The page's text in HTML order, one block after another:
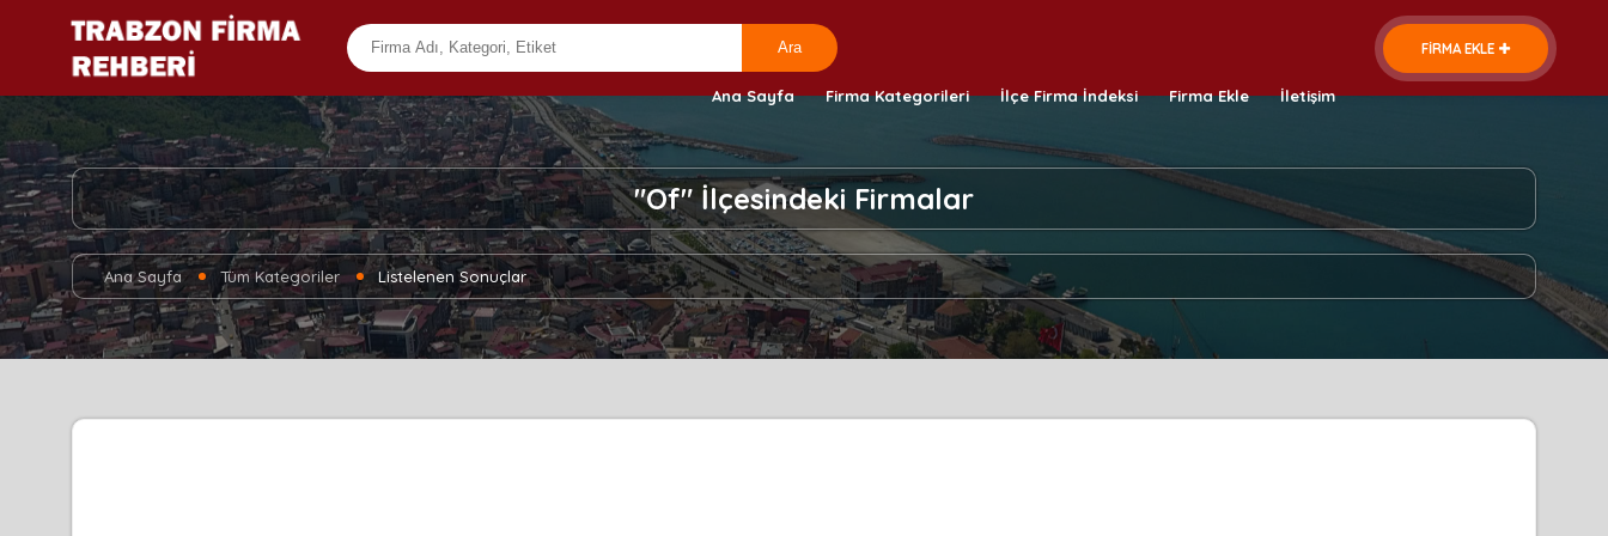
FİRMA EKLE
Ana Sayfa Firma Kategorileri İlçe Firma İndeksi Firma Ekle İletişim
"Of" İlçesindeki Firmalar
Ana Sayfa Tüm Kategoriler Listelenen Sonuçlar